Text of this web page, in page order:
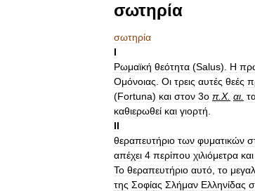
σωτηρία
σωτηρία
I
Ρωμαϊκή θεότητα (Salus). Η
Ομόνοιας Οι τρεις αυτές θεές
(Fortuna) και στον 3o π.Χ. αι
καθιερωθεί και γιορτή
II
θεραπευτήριο των φυματικών
απέχει 4 περίπου χιλιόμετρα και
Το θεραπευτήριο αυτό το
της Σοφίας Σλήμαν Ελληνίδας